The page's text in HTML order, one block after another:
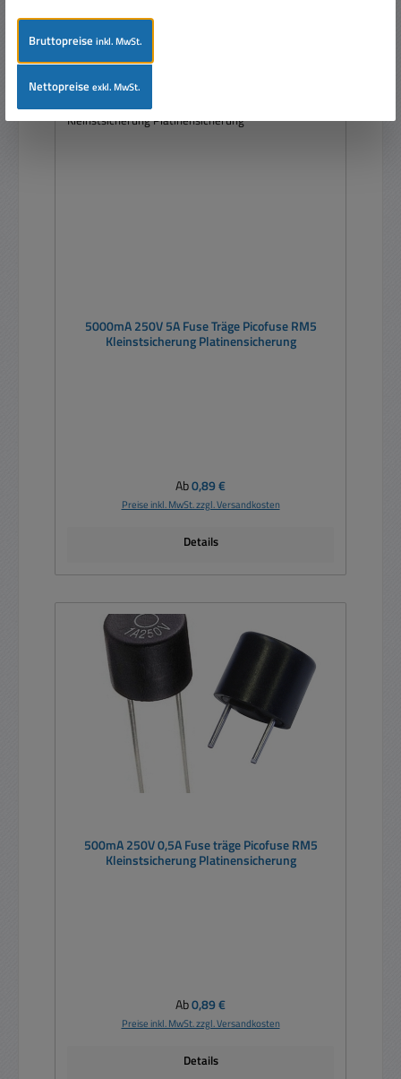
5000mA 250V 5A Fuse Träge Picofuse RM5
Kleinstsicherung Platinensicherung
Regulärer Preis:
Ab0,89 €
Preise inkl. MwSt. zzgl. Versandkosten
Details
500mA 250V 0,5A Fuse träge Picofuse RM5
Kleinstsicherung Platinensicherung
Regulärer Preis:
Ab0,89 €
Preise inkl. MwSt. zzgl. Versandkosten
Details
Bruttopreiseinkl. MwSt.
Nettopreiseexkl. MwSt.